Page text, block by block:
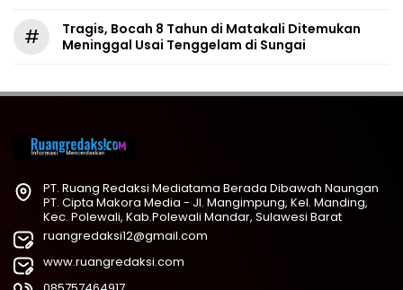
#
Tragis, Bocah 8 Tahun di Matakali Ditemukan
Meninggal Usai Tenggelam di Sungai
PT. Ruang Redaksi Mediatama Berada Dibawah Naungan
PT. Cipta Makora Media - Jl. Mangimpung, Kel. Manding,
Kec. Polewali, Kab.Polewali Mandar, Sulawesi Barat
ruangredaksi12@gmail.com
www.ruangredaksi.com